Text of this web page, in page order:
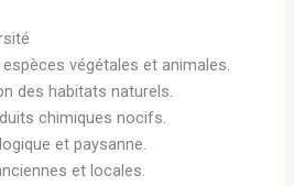
végétales et animales.
des habitats naturels.
chimiques nocifs.
et paysanne.
et locales.